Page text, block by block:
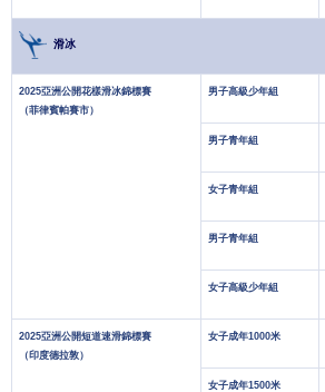
滑冰
2025亞洲公開花樣滑冰錦標賽
（菲律賓帕賽市）
男子高級少年組
男子青年組
女子青年組
男子青年組
女子高級少年組
2025亞洲公開短道速滑錦標賽
（印度德拉敦）
女子成年1000米
女子成年1500米